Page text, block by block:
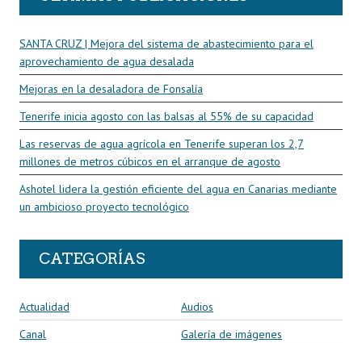
SANTA CRUZ | Mejora del sistema de abastecimiento para el
aprovechamiento de agua desalada
Mejoras en la desaladora de Fonsalía
Tenerife inicia agosto con las balsas al 55% de su capacidad
Las reservas de agua agrícola en Tenerife superan los 2,7
millones de metros cúbicos en el arranque de agosto
Ashotel lidera la gestión eficiente del agua en Canarias mediante
un ambicioso proyecto tecnológico
CATEGORÍAS
Actualidad
Audios
Canal
Galería de imágenes